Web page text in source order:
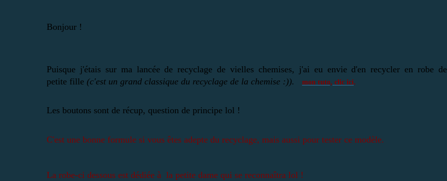
Bonjour !
Puisque j'étais sur ma lancée de recyclage de vielles chemises, j'ai eu envie d'en recycler en robe de
petite fille (c'est un grand classique du recyclage de la chemise :)). mon tuto, clic ici.
Les boutons sont de récup, question de principe lol !
C'est une bonne formule si vous êtes adepte du recyclage, mais aussi pour tester ce modèle.
La robe-ci dessous est dédiée à la petite dame qui se reconnaîtra lol !